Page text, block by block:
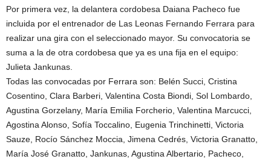
Por primera vez, la delantera cordobesa Daiana Pacheco fue
incluida por el entrenador de Las Leonas Fernando Ferrara para
realizar una gira con el seleccionado mayor. Su convocatoria se
suma a la de otra cordobesa que ya es una fija en el equipo:
Julieta Jankunas.
Todas las convocadas por Ferrara son: Belén Succi, Cristina
Cosentino, Clara Barberi, Valentina Costa Biondi, Sol Lombardo,
Agustina Gorzelany, María Emilia Forcherio, Valentina Marcucci,
Agostina Alonso, Sofía Toccalino, Eugenia Trinchinetti, Victoria
Sauze, Rocío Sánchez Moccia, Jimena Cedrés, Victoria Granatto,
María José Granatto, Jankunas, Agustina Albertario, Pacheco,